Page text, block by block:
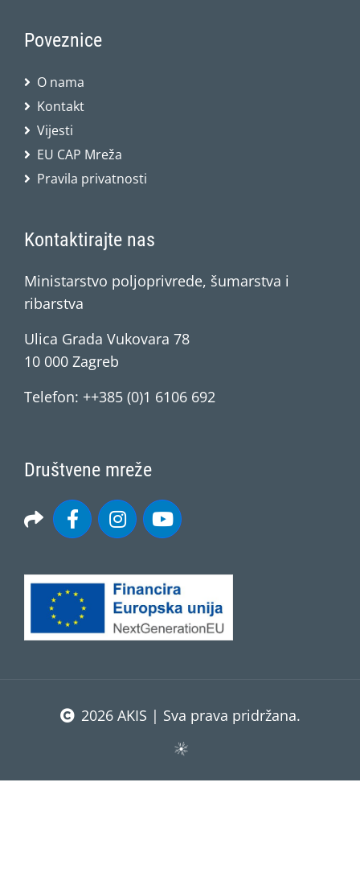
Poveznice
O nama
Kontakt
Vijesti
EU CAP Mreža
Pravila privatnosti
Kontaktirajte nas
Ministarstvo poljoprivrede, šumarstva i
ribarstva
Ulica Grada Vukovara 78
10 000 Zagreb
Telefon: ++385 (0)1 6106 692
Društvene mreže
2026 AKIS | Sva prava pridržana.